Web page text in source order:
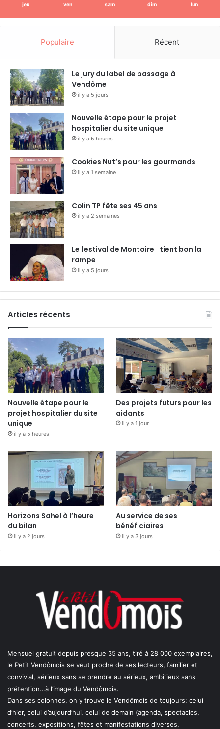
jeu ven sam dim lun
Populaire Récent
Le jury du label de passage à
Vendôme
il y a 5 jours
Nouvelle étape pour le projet
hospitalier du site unique
il y a 5 heures
Cookies Nut’s pour les gourmands
il y a 1 semaine
Colin TP fête ses 45 ans
il y a 2 semaines
Le festival de Montoire tient bon la
rampe
il y a 5 jours
Articles récents
Nouvelle étape pour le
projet hospitalier du site
unique
il y a 5 heures
Des projets futurs pour les
aidants
il y a 1 jour
Horizons Sahel à l’heure
du bilan
il y a 2 jours
Au service de ses
bénéficiaires
il y a 3 jours
Mensuel gratuit depuis presque 35 ans, tiré à 28 000 exemplaires,
le Petit Vendômois se veut proche de ses lecteurs, familier et
convivial, sérieux sans se prendre au sérieux, ambitieux sans
prétention…à l’image du Vendômois.
Dans ses colonnes, on y trouve le Vendômois de toujours: celui
d’hier, celui d’aujourd’hui, celui de demain (agenda, spectacles,
concerts, expositions, fêtes et manifestations diverses,